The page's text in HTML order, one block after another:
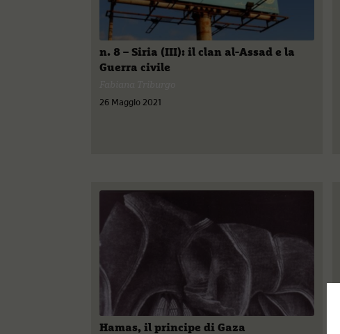
n. 8 – Siria (III): il clan al-Assad e la
Guerra civile
26 Maggio 2021
Hamas, il principe di Gaza